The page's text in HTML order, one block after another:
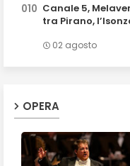
Canale 5,
tra Pirano,
02 agosto
OPERA